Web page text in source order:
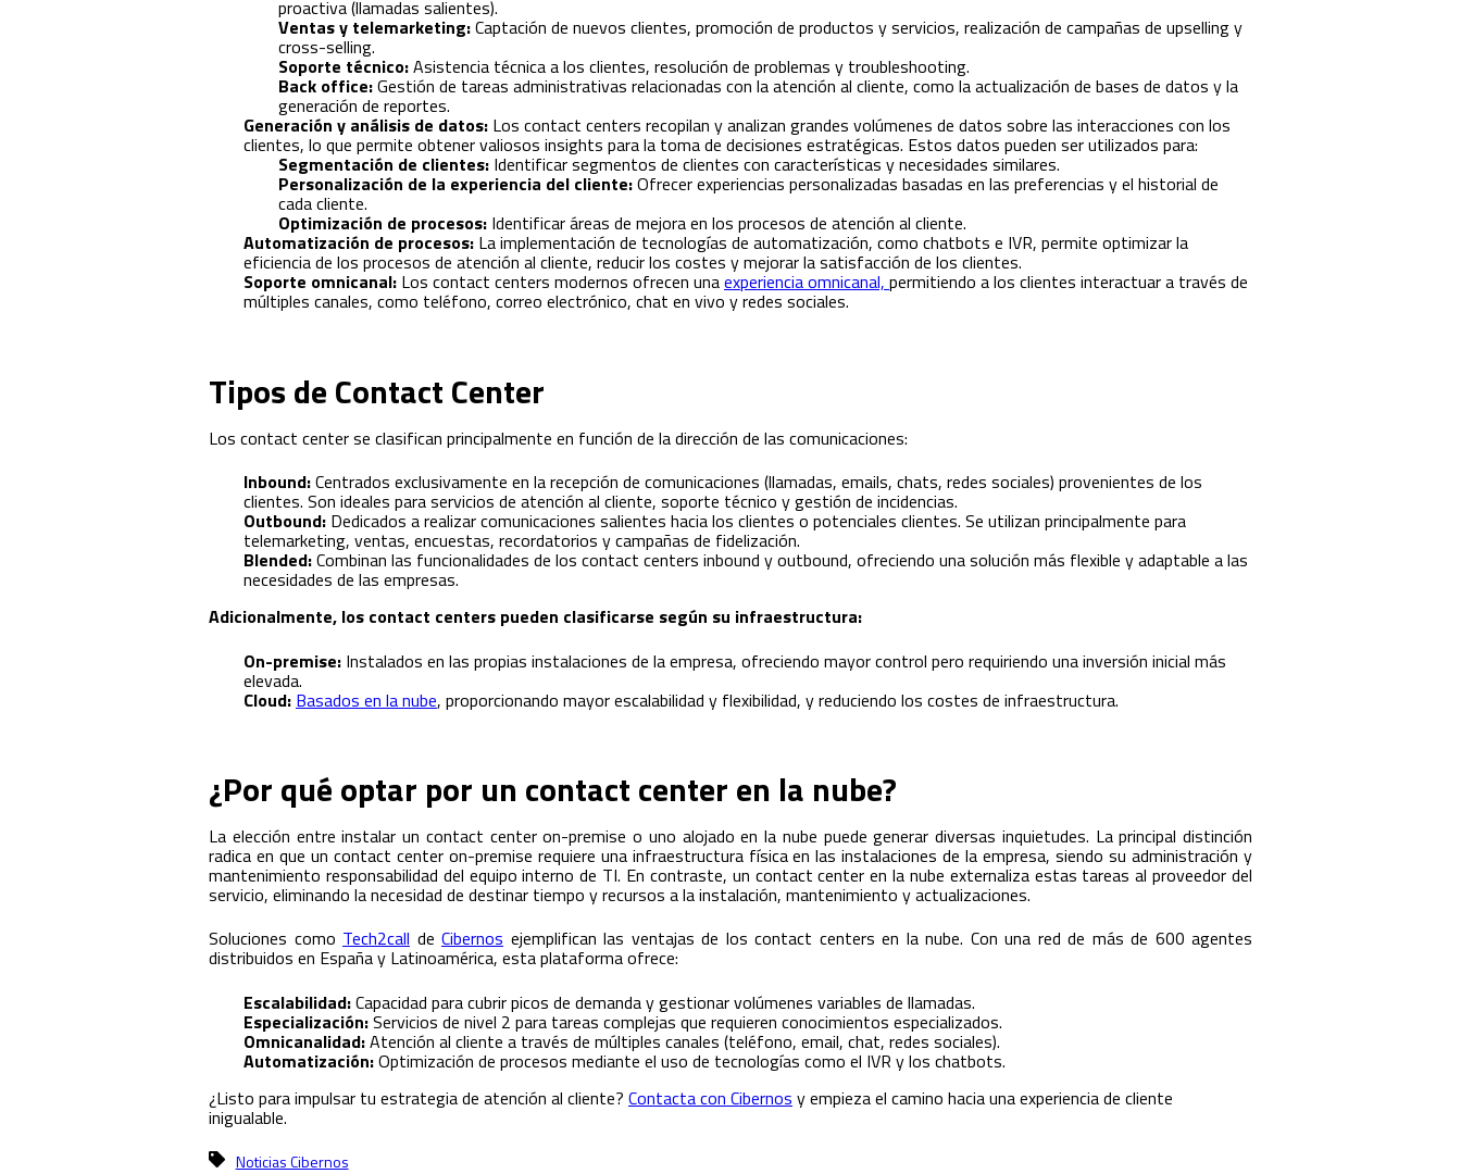
proactiva (llamadas salientes).
Ventas y telemarketing:Captación de nuevos clientes, promoción de productos y servicios, realización de campañas de upselling y
cross-selling.
Soporte técnico:Asistencia técnica a los clientes, resolución de problemas y troubleshooting.
Back office:Gestión de tareas administrativas relacionadas con la atención al cliente, como la actualización de bases de datos y la
generación de reportes.
Generación y análisis de datos: Los contact centers recopilan y analizan grandes volúmenes de datos sobre las interacciones con los
clientes, lo que permite obtener valiosos insights para la toma de decisiones estratégicas. Estos datos pueden ser utilizados para:
Segmentación de clientes: Identificar segmentos de clientes con características y necesidades similares.
Personalización de la experiencia del cliente:Ofrecer experiencias personalizadas basadas en las preferencias y el historial de
cada cliente.
Optimización de procesos: Identificar áreas de mejora en los procesos de atención al cliente.
Automatización de procesos: La implementación de tecnologías de automatización, como chatbots e IVR, permite optimizar la
eficiencia de los procesos de atención al cliente, reducir los costes y mejorar la satisfacción de los clientes.
Soporte omnicanal: Los contact centers modernos ofrecen unaexperiencia omnicanal, permitiendo a los clientes interactuar a través de
múltiples canales, como teléfono, correo electrónico, chat en vivo y redes sociales.
Tipos de Contact Center
Los contact center se clasifican principalmente en función de la dirección de las comunicaciones:
Inbound:Centrados exclusivamente en la recepción de comunicaciones (llamadas, emails, chats, redes sociales) provenientes de los
clientes. Son ideales para servicios de atención al cliente, soporte técnico y gestión de incidencias.
Outbound: Dedicados a realizar comunicaciones salientes hacia los clientes o potenciales clientes. Se utilizan principalmente para
telemarketing, ventas, encuestas, recordatorios y campañas de fidelización.
Blended:Combinan las funcionalidades de los contact centers inbound y outbound, ofreciendo una solución más flexible y adaptable a las
necesidades de las empresas.
Adicionalmente, los contact centers pueden clasificarse según su infraestructura:
On-premise: Instalados en las propias instalaciones de la empresa, ofreciendo mayor control pero requiriendo una inversión inicial más
elevada.
Cloud: Basados en la nube, proporcionando mayor escalabilidad y flexibilidad, y reduciendo los costes de infraestructura.
¿Por qué optar por un contact center en la nube?
La elección entre instalar un contact center on-premise o uno alojado en la nube puede generar diversas inquietudes. La principal distinción
radica en que un contact center on-premise requiere una infraestructura física en las instalaciones de la empresa, siendo su administración y
mantenimiento responsabilidad del equipo interno de TI. En contraste, un contact center en la nube externaliza estas tareas al proveedor del
servicio, eliminando la necesidad de destinar tiempo y recursos a la instalación, mantenimiento y actualizaciones.
Soluciones como Tech2call de Cibernos ejemplifican las ventajas de los contact centers en la nube. Con una red de más de 600 agentes
distribuidos en España y Latinoamérica, esta plataforma ofrece:
Escalabilidad:Capacidad para cubrir picos de demanda y gestionar volúmenes variables de llamadas.
Especialización:Servicios de nivel 2 para tareas complejas que requieren conocimientos especializados.
Omnicanalidad:Atención al cliente a través de múltiples canales (teléfono, email, chat, redes sociales).
Automatización:Optimización de procesos mediante el uso de tecnologías como el IVR y los chatbots.
¿Listo para impulsar tu estrategia de atención al cliente? Contacta con Cibernos y empieza el camino hacia una experiencia de cliente
inigualable.
Noticias Cibernos